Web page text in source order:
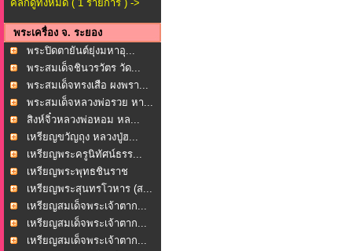
คลิกดูทั้งหมด ( 1 รายการ ) ->
พระเครื่อง จ. ระยอง
พระปิดตายันต์ยุ่งมหาอุ...
พระสมเด็จชินวรวัตร วัด...
พระสมเด็จทรงเสือ ผงพรา...
พระสมเด็จหลวงพ่อรวย หา...
สิงห์จิ๋วหลวงพ่อหอม หล...
เหรียญขวัญถุง หลวงปู่ฮ...
เหรียญพระครูนิทัศน์ธรร...
เหรียญพระพุทธชินราช
หล... เหรียญพระสุนทรโวหาร (ส...
เหรียญสมเด็จพระเจ้าตาก...
เหรียญสมเด็จพระเจ้าตาก...
เหรียญสมเด็จพระเจ้าตาก...